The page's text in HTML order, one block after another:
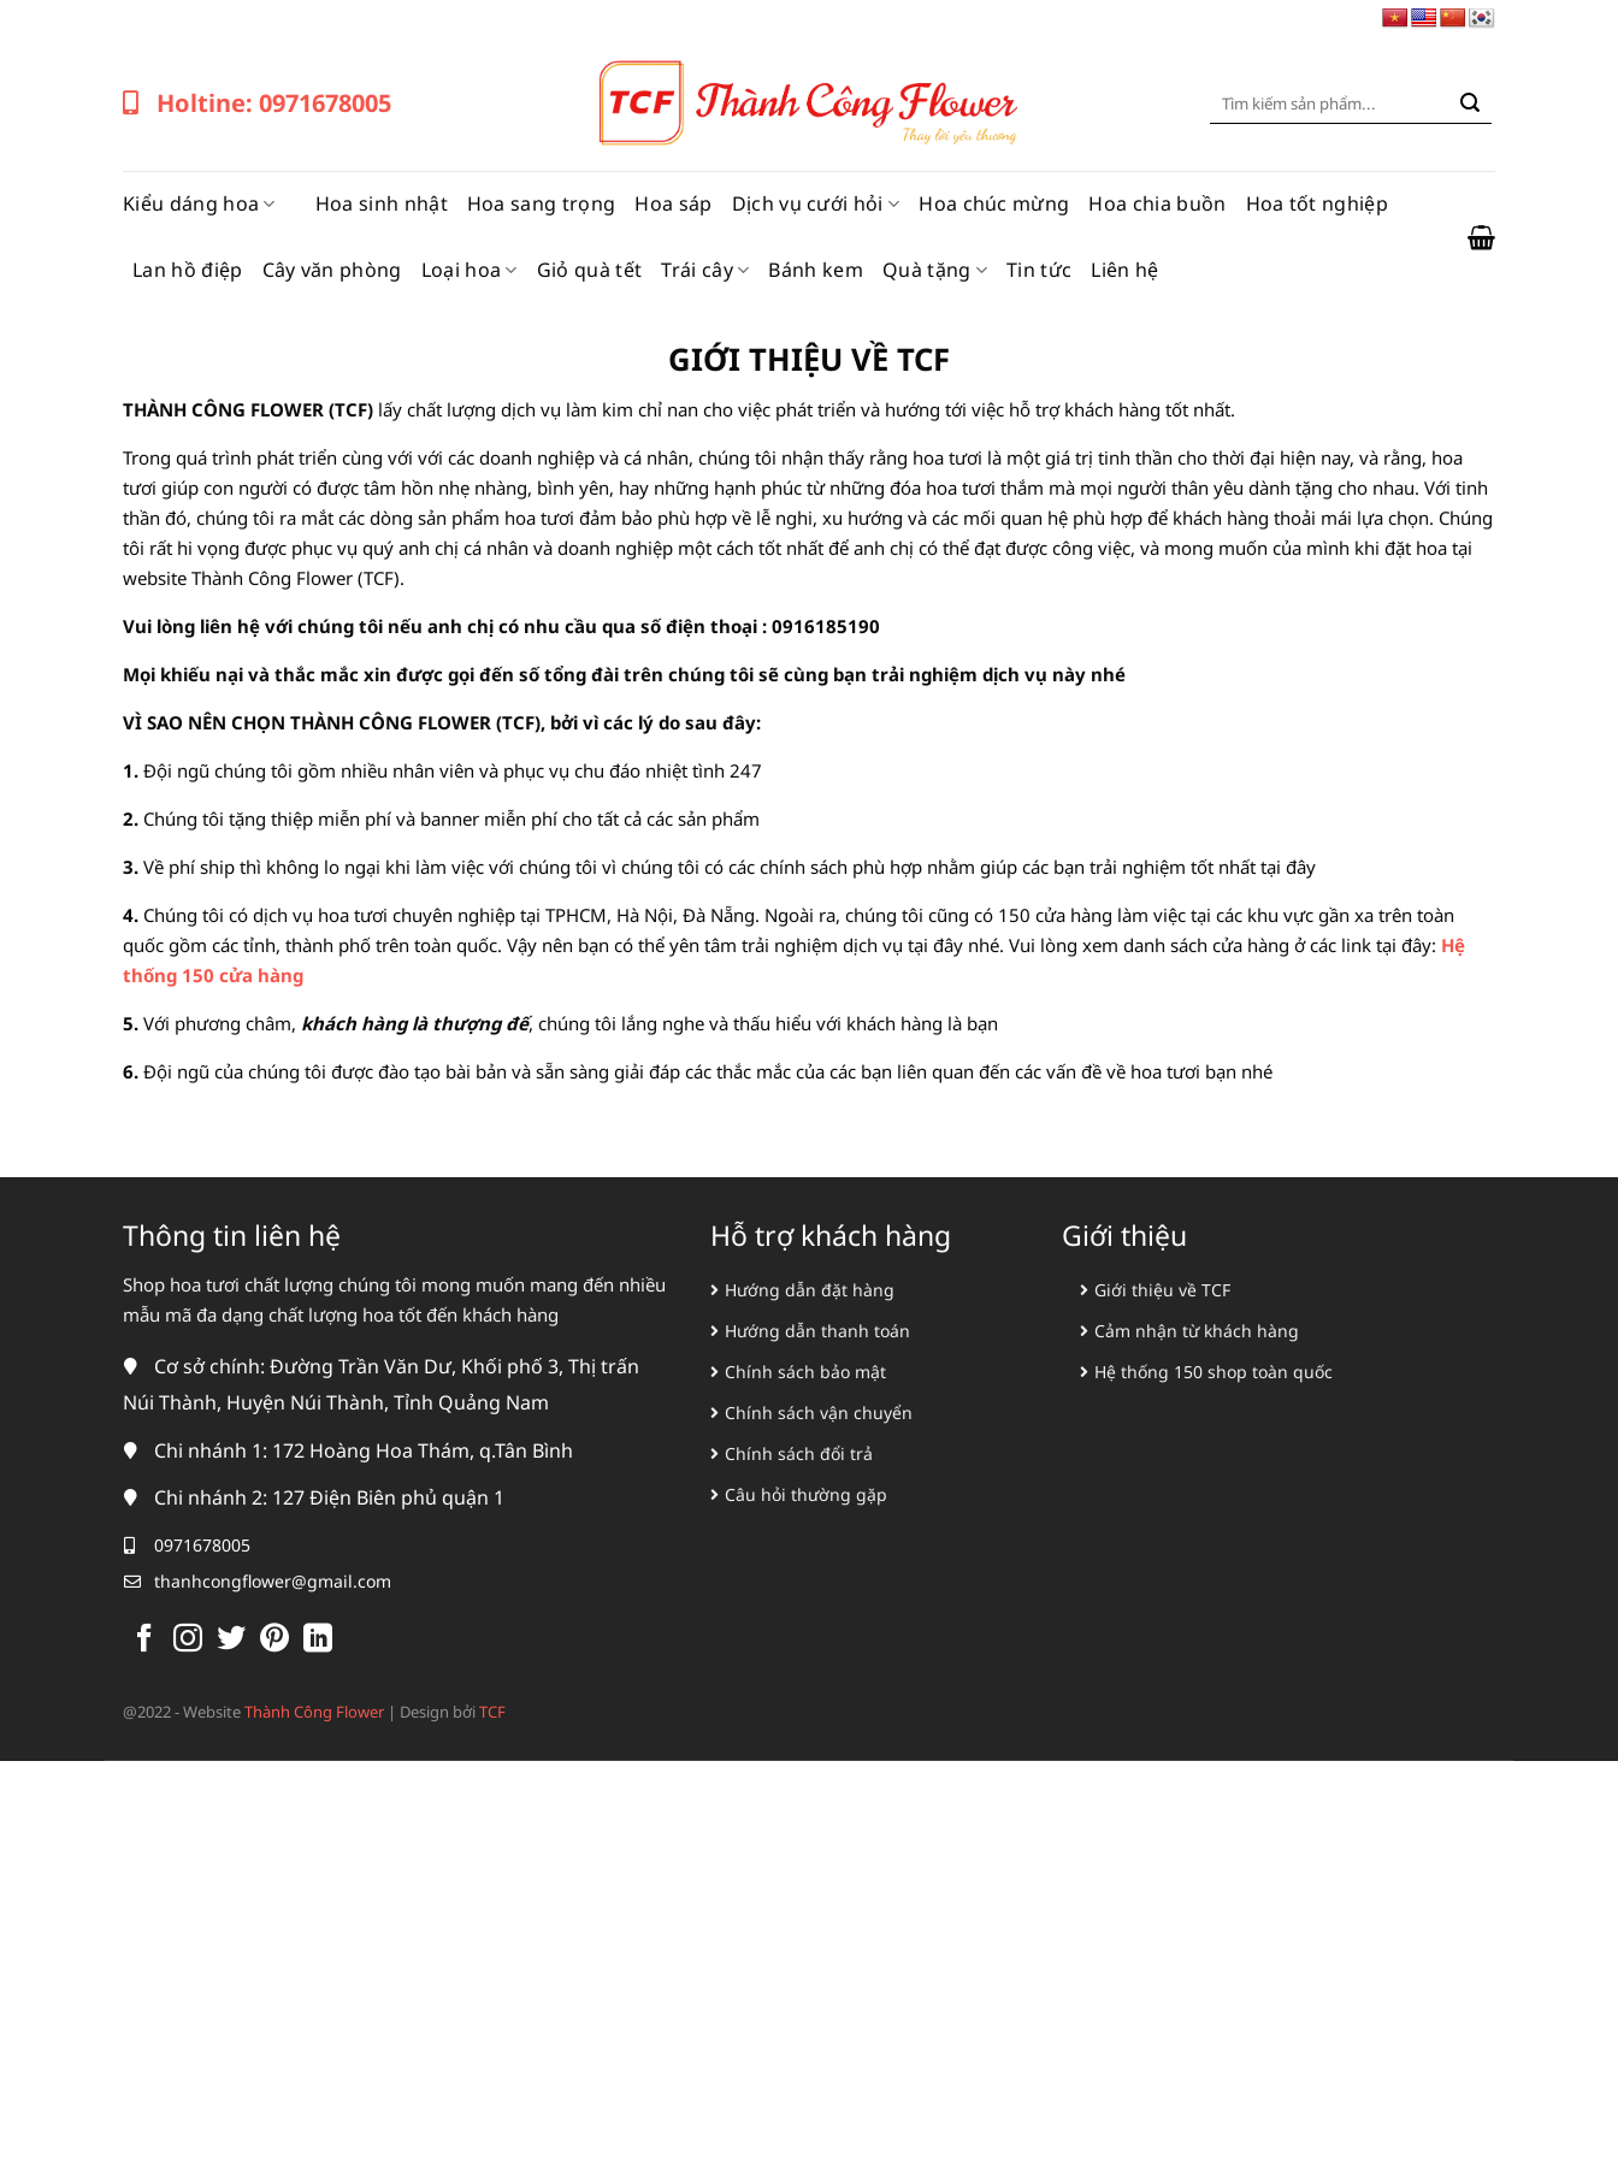
Holtine: 0971678005
Tìm
Kiểu dáng hoa Hoa sinh nhật Hoa sang trọng Hoa sáp Dịch vụ cưới hỏi Hoa chúc mừng Hoa chia buồn Hoa tốt nghiệp
Lan hồ điệp Cây văn phòng Loại hoa Giỏ quà tết Trái cây Bánh kem Quà tặng Tin tức Liên hệ
GIỚI THIỆU VỀ TCF
THÀNH CÔNG FLOWER (TCF) lấy chất lượng dịch vụ làm kim chỉ nan cho việc phát triển và hướng tới việc hỗ trợ khách hàng tốt nhất.
Trong quá trình phát triển cùng với với các doanh nghiệp và cá nhân, chúng tôi nhận thấy rằng hoa tươi là một giá trị tinh thần cho thời đại hiện nay, và rằng, hoa
tươi giúp con người có được tâm hồn nhẹ nhàng, bình yên, hay những hạnh phúc từ những đóa hoa tươi thắm mà mọi người thân yêu dành tặng cho nhau. Với tinh
thần đó, chúng tôi ra mắt các dòng sản phẩm hoa tươi đảm bảo phù hợp về lễ nghi, xu hướng và các mối quan hệ phù hợp để khách hàng thoải mái lựa chọn. Chúng
tôi rất hi vọng được phục vụ quý anh chị cá nhân và doanh nghiệp một cách tốt nhất để anh chị có thể đạt được công việc, và mong muốn của mình khi đặt hoa tại
website Thành Công Flower (TCF).
Vui lòng liên hệ với chúng tôi nếu anh chị có nhu cầu qua số điện thoại : 0916185190
Mọi khiếu nại và thắc mắc xin được gọi đến số tổng đài trên chúng tôi sẽ cùng bạn trải nghiệm dịch vụ này nhé
VÌ SAO NÊN CHỌN THÀNH CÔNG FLOWER (TCF), bởi vì các lý do sau đây:
1. Đội ngũ chúng tôi gồm nhiều nhân viên và phục vụ chu đáo nhiệt tình 247
2. Chúng tôi tặng thiệp miễn phí và banner miễn phí cho tất cả các sản phẩm
3. Về phí ship thì không lo ngại khi làm việc với chúng tôi vì chúng tôi có các chính sách phù hợp nhằm giúp các bạn trải nghiệm tốt nhất tại đây
4. Chúng tôi có dịch vụ hoa tươi chuyên nghiệp tại TPHCM, Hà Nội, Đà Nẵng. Ngoài ra, chúng tôi cũng có 150 cửa hàng làm việc tại các khu vực gần xa trên toàn
quốc gồm các tỉnh, thành phố trên toàn quốc. Vậy nên bạn có thể yên tâm trải nghiệm dịch vụ tại đây nhé. Vui lòng xem danh sách cửa hàng ở các link tại đây: Hệ
thống 150 cửa hàng
5. Với phương châm, khách hàng là thượng đế, chúng tôi lắng nghe và thấu hiểu với khách hàng là bạn
6. Đội ngũ của chúng tôi được đào tạo bài bản và sẵn sàng giải đáp các thắc mắc của các bạn liên quan đến các vấn đề về hoa tươi bạn nhé
Thông tin liên hệ
Shop hoa tươi chất lượng chúng tôi mong muốn mang đến nhiều
mẫu mã đa dạng chất lượng hoa tốt đến khách hàng
Cơ sở chính: Đường Trần Văn Dư, Khối phố 3, Thị trấn
Núi Thành, Huyện Núi Thành, Tỉnh Quảng Nam
Chi nhánh 1: 172 Hoàng Hoa Thám, q.Tân Bình
Chi nhánh 2: 127 Điện Biên phủ quận 1
0971678005
thanhcongflower@gmail.com
Hỗ trợ khách hàng
Hướng dẫn đặt hàng
Hướng dẫn thanh toán
Chính sách bảo mật
Chính sách vận chuyển
Chính sách đổi trả
Câu hỏi thường gặp
Giới thiệu
Giới thiệu về TCF
Cảm nhận từ khách hàng
Hệ thống 150 shop toàn quốc
@2022 - WebsiteThành Công Flower | Design bởiTCF